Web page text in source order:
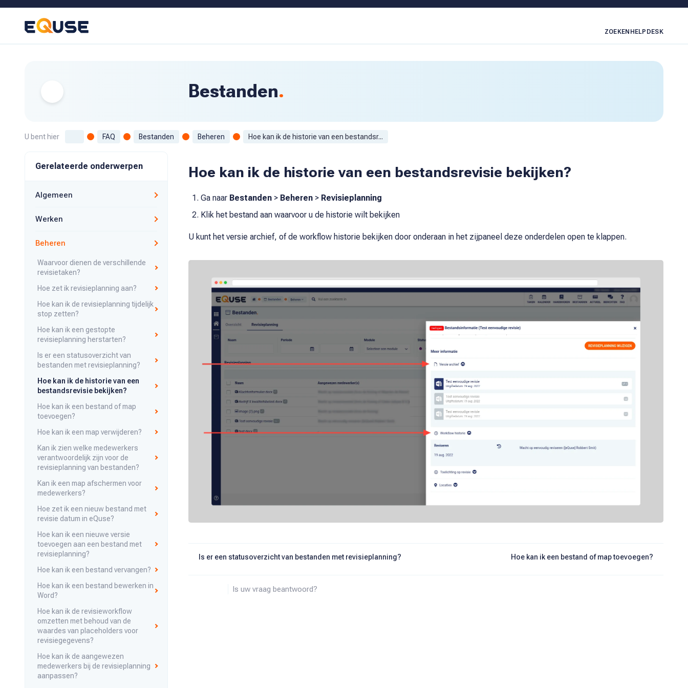
ZOEKEN HELPDESK
Bestanden
U bent hier FAQ Bestanden Beheren Hoe kan ik de historie van een bestandsr...
Gerelateerde onderwerpen
Algemeen
Werken
Beheren
Waarvoor dienen de verschillende
revisietaken?
Hoe zet ik revisieplanning aan?
Hoe kan ik de revisieplanning tijdelijk
stop zetten?
Hoe kan ik een gestopte
revisieplanning herstarten?
Is er een statusoverzicht van
bestanden met revisieplanning?
Hoe kan ik de historie van een
bestandsrevisie bekijken?
Hoe kan ik een bestand of map
toevoegen?
Hoe kan ik een map verwijderen?
Kan ik zien welke medewerkers
verantwoordelijk zijn voor de
revisieplanning van bestanden?
Kan ik een map afschermen voor
medewerkers?
Hoe zet ik een nieuw bestand met
revisie datum in eQuse?
Hoe kan ik een nieuwe versie
toevoegen aan een bestand met
revisieplanning?
Hoe kan ik een bestand vervangen?
Hoe kan ik een bestand bewerken in
Word?
Hoe kan ik de revisieworkflow
omzetten met behoud van de
waardes van placeholders voor
revisiegegevens?
Hoe kan ik de aangewezen
medewerkers bij de revisieplanning
aanpassen?
Hoe kan ik de historie van een bestandsrevisie bekijken?
Ga naar Bestanden > Beheren > Revisieplanning
Klik het bestand aan waarvoor u de historie wilt bekijken
U kunt het versie archief, of de workflow historie bekijken door onderaan in het zijpaneel deze onderdelen open te klappen.
Is er een statusoverzicht van bestanden met revisieplanning? Hoe kan ik een bestand of map toevoegen?
Is uw vraag beantwoord?